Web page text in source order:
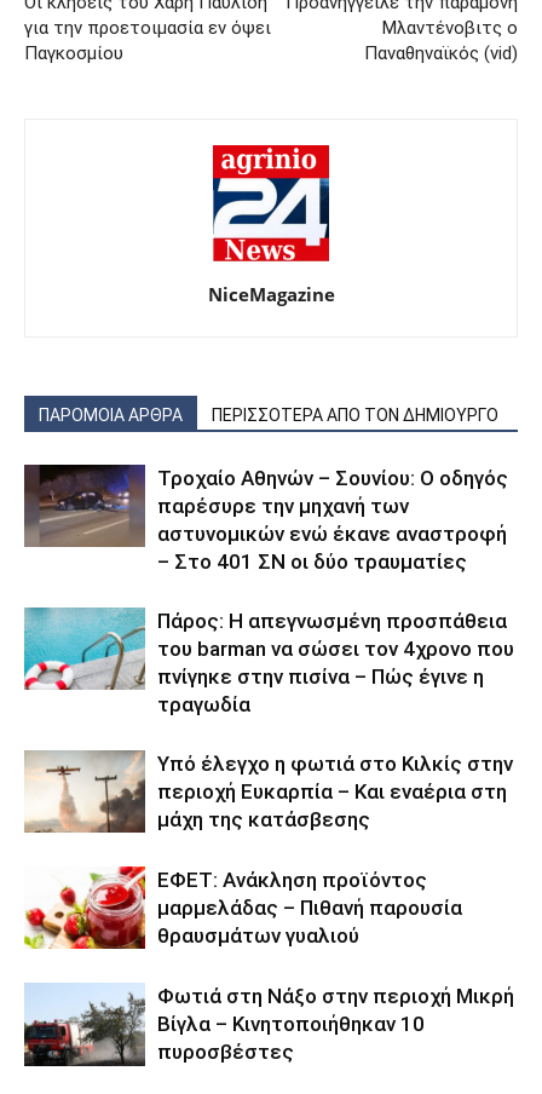
για την προετοιμασία εν όψει
Παγκοσμίου
Μλαντένοβιτς ο
Παναθηναϊκός (vid)
NiceMagazine
ΠΑΡΟΜΟΙΑ ΑΡΘΡΑ ΠΕΡΙΣΣΟΤΕΡΑ ΑΠΟ ΤΟΝ ΔΗΜΙΟΥΡΓΟ
Τροχαίο Αθηνών – Σουνίου: Ο οδηγός
παρέσυρε την μηχανή των
αστυνομικών ενώ έκανε αναστροφή
– Στο 401 ΣΝ οι δύο τραυματίες
Πάρος: Η απεγνωσμένη προσπάθεια
του barman να σώσει τον 4χρονο που
πνίγηκε στην πισίνα – Πώς έγινε η
τραγωδία
Υπό έλεγχο η φωτιά στο Κιλκίς στην
περιοχή Ευκαρπία – Και εναέρια στη
μάχη της κατάσβεσης
ΕΦΕΤ: Ανάκληση προϊόντος
μαρμελάδας – Πιθανή παρουσία
θραυσμάτων γυαλιού
Φωτιά στη Νάξο στην περιοχή Μικρή
Βίγλα – Κινητοποιήθηκαν 10
πυροσβέστες